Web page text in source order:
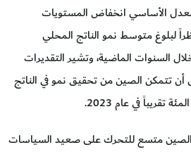
المعدل الأساسي انخفاض المستويات
في عام 2022، إذ نظراً لبلوغ متوسط نمو الناتج المحلي
4.8 في المئة خلال السنوات الماضية، وتشير التقديرات
أن تتمكن الصين من تحقيق نمو في الناتج
الصين متسع للتحرك على صعيد السياسات